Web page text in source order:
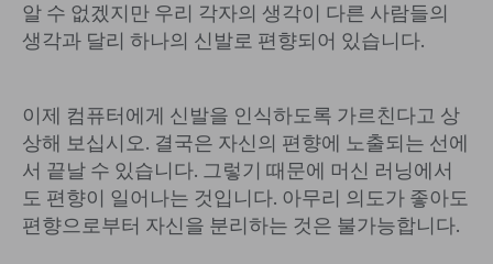
알 수 없겠지만 우리 각자의 생각이 다른 사람들의
생각과 달리 하나의 신발로 편향되어 있습니다.
이제 컴퓨터에게 신발을 인식하도록 가르친다고 상
상해 보십시오. 결국은 자신의 편향에 노출되는 선에
서 끝날 수 있습니다. 그렇기 때문에 머신 러닝에서
도 편향이 일어나는 것입니다. 아무리 의도가 좋아도
편향으로부터 자신을 분리하는 것은 불가능합니다.